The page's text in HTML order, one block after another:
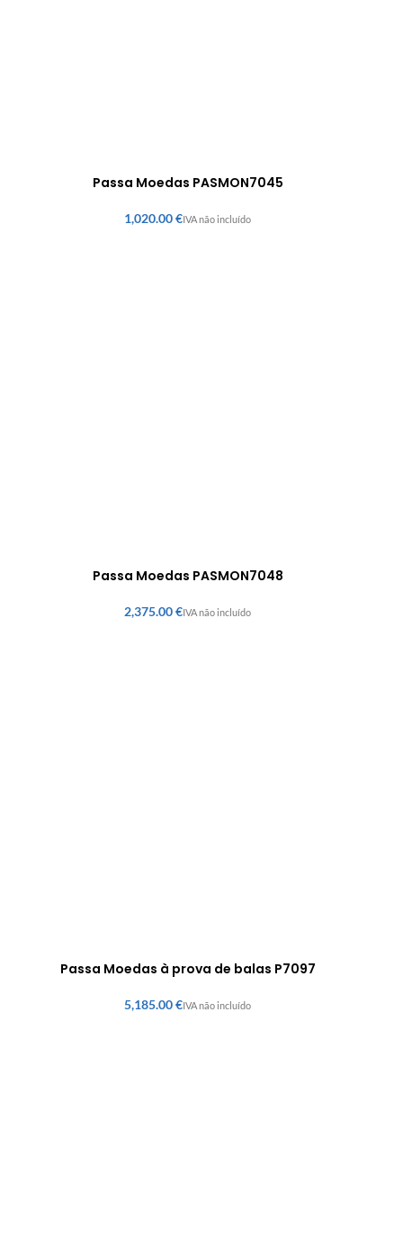
Passa Moedas PASMON7045
€
Passa Moedas PASMON7048
€
Passa Moedas à prova de balas P7097
€